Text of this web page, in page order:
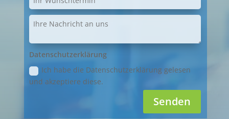
Datenschutzerklärung
Ich habe die Datenschutzerklärung gelesen
und akzeptiere diese.
Senden